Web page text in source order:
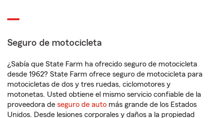
Seguro de motocicleta
¿Sabía que State Farm ha ofrecido seguro de motocicleta
desde 1962? State Farm ofrece seguro de motocicleta para
motocicletas de dos y tres ruedas, ciclomotores y
motonetas. Usted obtiene el mismo servicio confiable de la
proveedora de seguro de auto más grande de los Estados
Unidos. Desde lesiones corporales y daños a la propiedad